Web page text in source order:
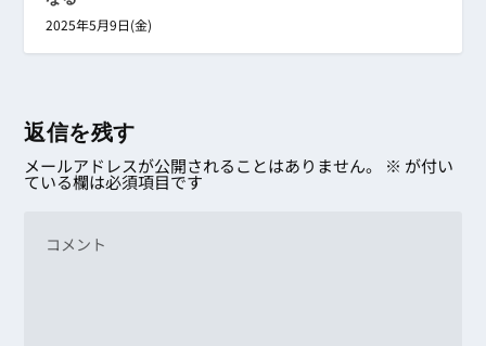
2025年5月9日(金)
返信を残す
メールアドレスが公開されることはありません。 ※ が付い
ている欄は必須項目です